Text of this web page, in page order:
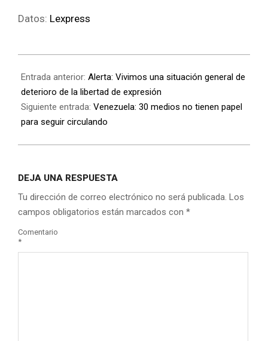
Datos: Lexpress
Entrada anterior: Alerta: Vivimos una situación general de
deterioro de la libertad de expresión
Siguiente entrada: Venezuela: 30 medios no tienen papel
para seguir circulando
DEJA UNA RESPUESTA
Tu dirección de correo electrónico no será publicada. Los
campos obligatorios están marcados con *
Comentario
*